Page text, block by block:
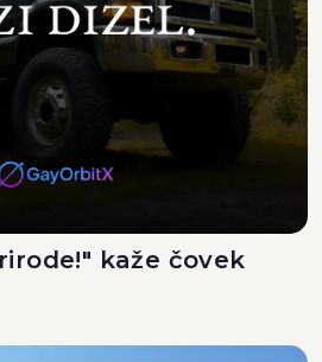
kaže čovek